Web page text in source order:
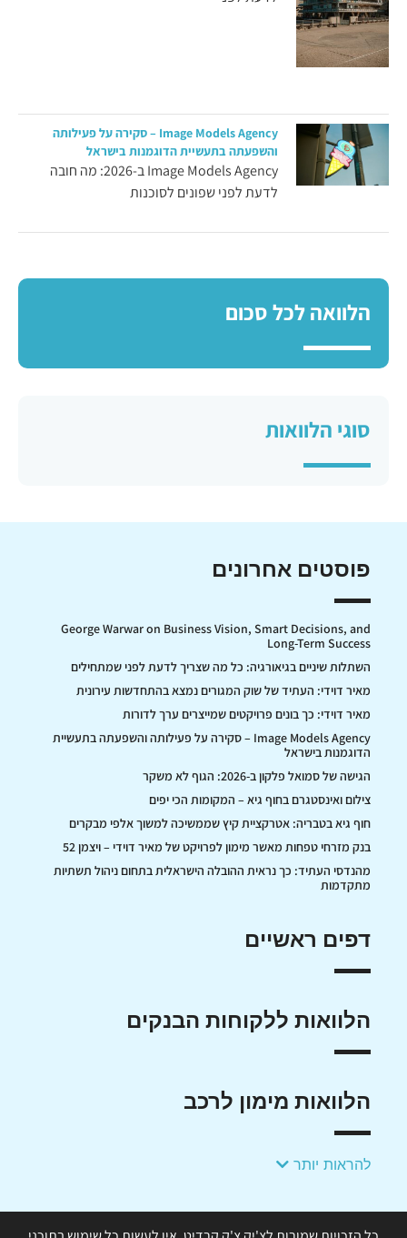
Image Models Agency – סקירה על פעילותה
והשפעתה בתעשיית הדוגמנות בישראל
Image Models Agency ב-2026: מה חובה
לדעת לפני שפונים לסוכנות
הלוואה לכל סכום
סוגי הלוואות
פוסטים אחרונים
George Warwar on Business Vision, Smart Decisions, and
Long-Term Success
השתלות שיניים בגיאורגיה: כל מה שצריך לדעת לפני שמתחילים
מאיר דוידי: העתיד של שוק המגורים נמצא בהתחדשות עירונית
מאיר דוידי: כך בונים פרויקטים שמייצרים ערך לדורות
Image Models Agency – סקירה על פעילותה והשפעתה בתעשיית
הדוגמנות בישראל
הגישה של סמואל פלקון ב-2026: הגוף לא משקר
צילום ואינסטגרם בחוף גיא – המקומות הכי יפים
חוף גיא בטבריה: אטרקציית קיץ שממשיכה למשוך אלפי מבקרים
בנק מזרחי טפחות מאשר מימון לפרויקט של מאיר דוידי – ויצמן 52
מהנדסי העתיד: כך נראית ההובלה הישראלית בתחום ניהול תשתיות
מתקדמות
דפים ראשיים
הלוואות ללקוחות הבנקים
הלוואות מימון לרכב
להראות יותר